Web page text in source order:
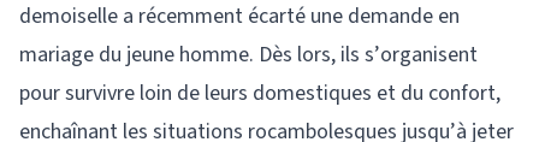
demoiselle a récemment écarté une demande en
mariage du jeune homme. Dès lors, ils s’organisent
pour survivre loin de leurs domestiques et du confort,
enchaînant les situations rocambolesques jusqu’à jeter